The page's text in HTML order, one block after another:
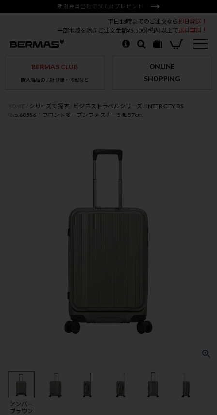
新規会員登録で500ptプレゼント
平日13時までのご注文なら 即日発送！
一部地域を除きご注文金額¥5,500(税込)以上で送料無料！
BERMAS CLUB
購入商品の保証登録・修理など
ONLINE
SHOPPING
シリーズで探す ビジネストラベルシリーズ
INTER CITY BS
No.60556：フロントオープンファスナー54L 57cm
アンバー
ブラウン